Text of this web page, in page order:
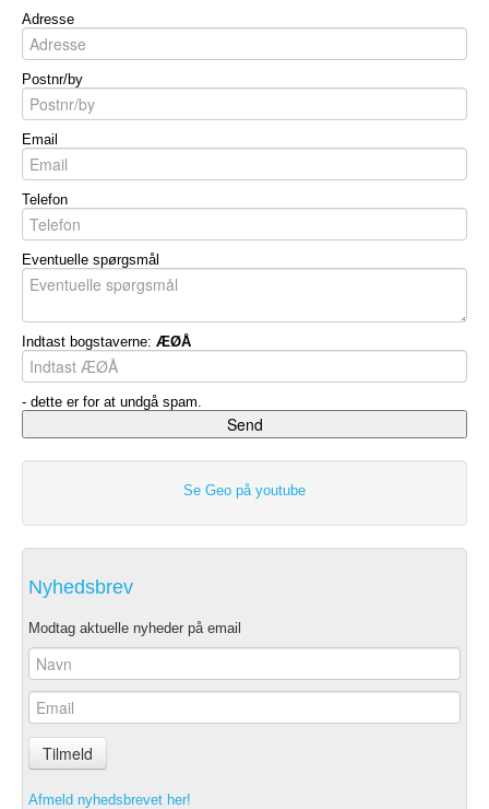
Adresse
Postnr/by
Email
Telefon
Eventuelle spørgsmål
Indtast bogstaverne: ÆØÅ
- dette er for at undgå spam.
Se Geo på youtube
Nyhedsbrev
Modtag aktuelle nyheder på email
Tilmeld
Afmeld nyhedsbrevet her!